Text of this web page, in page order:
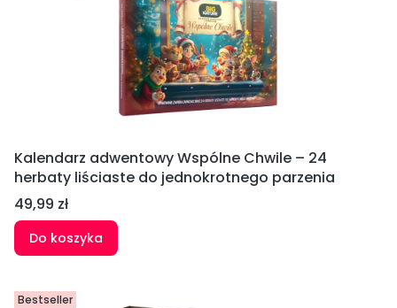
Kalendarz adwentowy Wspólne Chwile – 24
herbaty liściaste do jednokrotnego parzenia
Cena
49,99 zł
Do koszyka
Bestseller